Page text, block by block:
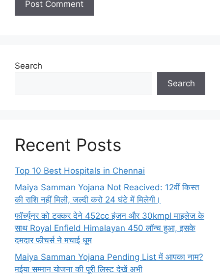
Search
Search
Recent Posts
Top 10 Best Hospitals in Chennai
Maiya Samman Yojana Not Reacived: 12वीं किस्त
की राशि नहीं मिली, जल्दी करो 24 घंटे में मिलेगी।
फॉर्च्यूनर को टक्कर देने 452cc इंजन और 30kmpl माइलेज के
साथ Royal Enfield Himalayan 450 लॉन्च हुआ, इसके
दमदार फीचर्स ने मचाई धूम
Maiya Samman Yojana Pending List में आपका नाम?
मईया सम्मान योजना की पूरी लिस्ट देखें अभी